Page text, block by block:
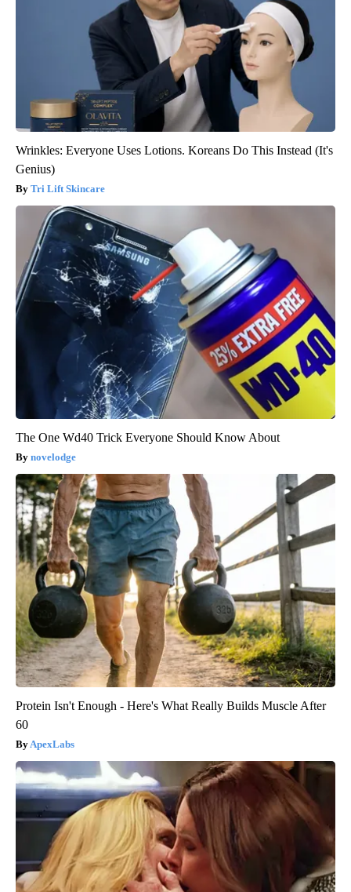
Wrinkles: Everyone Uses Lotions. Koreans Do This Instead (It's
Genius)
Tri Lift Skincare
The One Wd40 Trick Everyone Should Know About
novelodge
Protein Isn't Enough - Here's What Really Builds Muscle After
60
ApexLabs